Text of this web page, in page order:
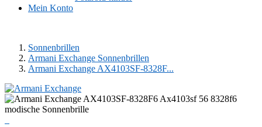
Mein Konto
Sonnenbrillen
Armani Exchange Sonnenbrillen
Armani Exchange AX4103SF-8328F...